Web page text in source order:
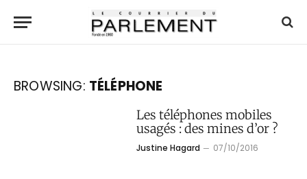
BROWSING: TÉLÉPHONE
Les téléphones mobiles
usagés : des mines d’or ?
Justine Hagard 07/10/2016